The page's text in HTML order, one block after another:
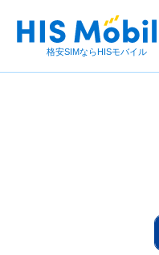
格安SIMならHISモバイル